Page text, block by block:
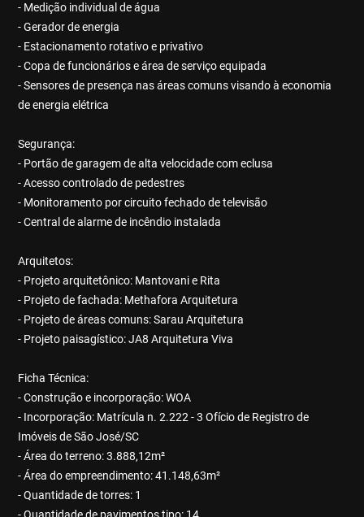
- Medição individual de água
- Gerador de energia
- Estacionamento rotativo e privativo
- Copa de funcionários e área de serviço equipada
- Sensores de presença nas áreas comuns visando à economia
de energia elétrica
Segurança:
- Portão de garagem de alta velocidade com eclusa
- Acesso controlado de pedestres
- Monitoramento por circuito fechado de televisão
- Central de alarme de incêndio instalada
Arquitetos:
- Projeto arquitetônico: Mantovani e Rita
- Projeto de fachada: Methafora Arquitetura
- Projeto de áreas comuns: Sarau Arquitetura
- Projeto paisagístico: JA8 Arquitetura Viva
Ficha Técnica:
- Construção e incorporação: WOA
- Incorporação: Matrícula n. 2.222 - 3 Ofício de Registro de
Imóveis de São José/SC
- Área do terreno: 3.888,12m²
- Área do empreendimento: 41.148,63m²
- Quantidade de torres: 1